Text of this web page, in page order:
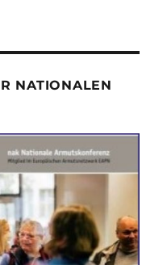
NATIONALEN